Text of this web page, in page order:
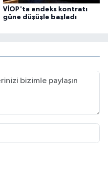
VİOP'ta endeks kontratı
güne düşüşle başladı